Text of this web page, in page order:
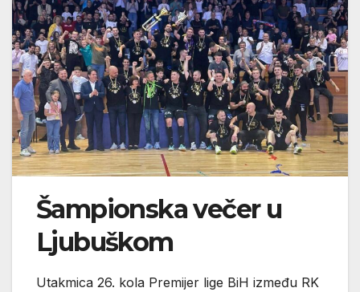
Šampionska večer u
Ljubuškom
Utakmica 26. kola Premijer lige BiH između RK